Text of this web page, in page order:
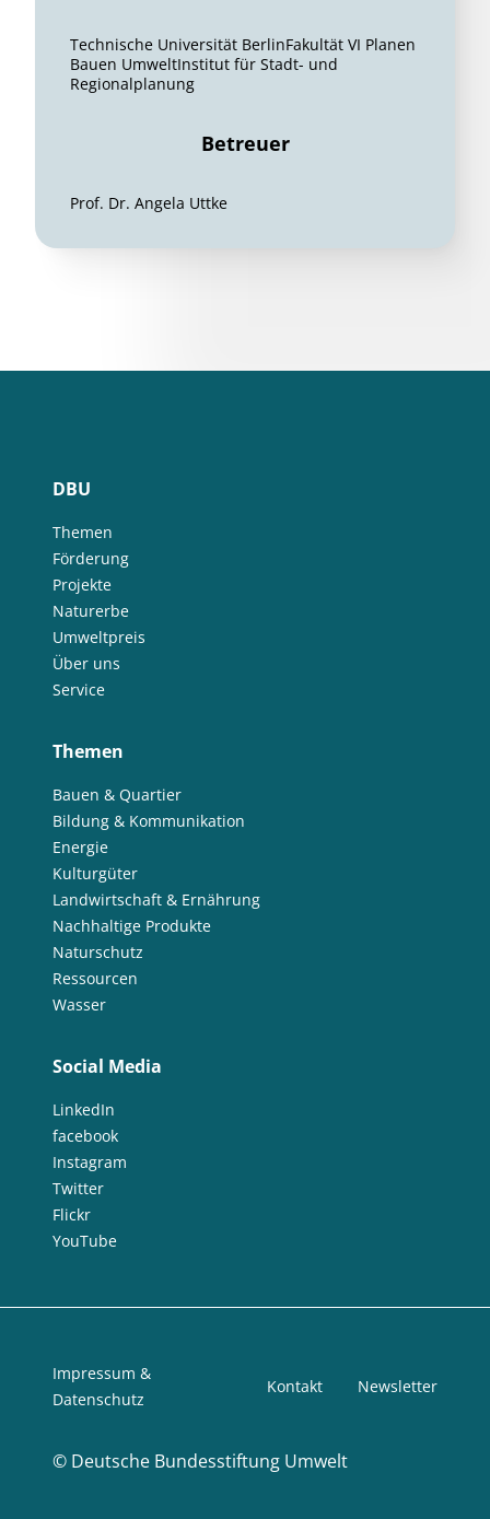
Technische Universität BerlinFakultät VI Planen
Bauen UmweltInstitut für Stadt- und
Regionalplanung
Betreuer
Prof. Dr. Angela Uttke
DBU
Themen
Förderung
Projekte
Naturerbe
Umweltpreis
Über uns
Service
Themen
Bauen & Quartier
Bildung & Kommunikation
Energie
Kulturgüter
Landwirtschaft & Ernährung
Nachhaltige Produkte
Naturschutz
Ressourcen
Wasser
Social Media
LinkedIn
facebook
Instagram
Twitter
Flickr
YouTube
© Deutsche Bundesstiftung Umwelt
Impressum &
Datenschutz
Kontakt Newsletter